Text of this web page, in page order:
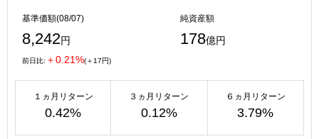
基準価額(08/07)
8,242円
純資産額
178億円
前日比: ＋0.21%(＋17円)
１ヵ月リターン
0.42%
３ヵ月リターン
0.12%
６ヵ月リターン
3.79%